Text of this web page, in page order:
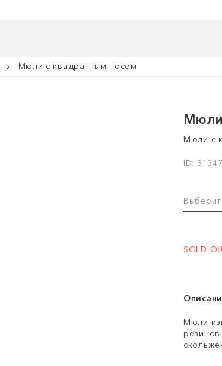
Мюли с квадратным носом
Мюли с
ID:
SOLD
Мюли